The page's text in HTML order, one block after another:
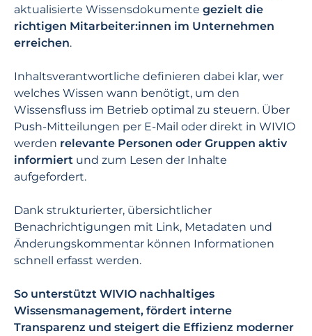
aktualisierte Wissensdokumente gezielt die
richtigen Mitarbeiter:innen im Unternehmen
erreichen.
Inhaltsverantwortliche definieren dabei klar, wer
welches Wissen wann benötigt, um den
Wissensfluss im Betrieb optimal zu steuern. Über
Push-Mitteilungen per E-Mail oder direkt in WIVIO
werden relevante Personen oder Gruppen aktiv
informiert und zum Lesen der Inhalte
aufgefordert.
Dank strukturierter, übersichtlicher
Benachrichtigungen mit Link, Metadaten und
Änderungskommentar können Informationen
schnell erfasst werden.
So unterstützt WIVIO nachhaltiges
Wissensmanagement, fördert interne
Transparenz und steigert die Effizienz moderner